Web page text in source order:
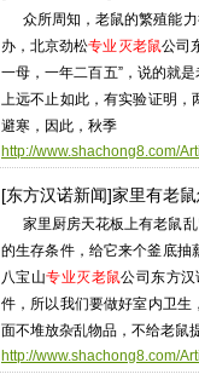
众所周知，老鼠的繁殖能力
办，北京劲松专业灭老鼠公司
一母，一年二百五”，说的就
上远不止如此，有实验证明，
避寒，因此，秋季
http://www.shachong8.com/
[东方汉诺新闻]家里有老
家里厨房天花板上有老鼠乱
的生存条件，给它来个釜底抽
八宝山专业灭老鼠公司东方
件，所以我们要做好室内卫生
面不堆放杂乱物品，不给老鼠
http://www.shachong8.com/